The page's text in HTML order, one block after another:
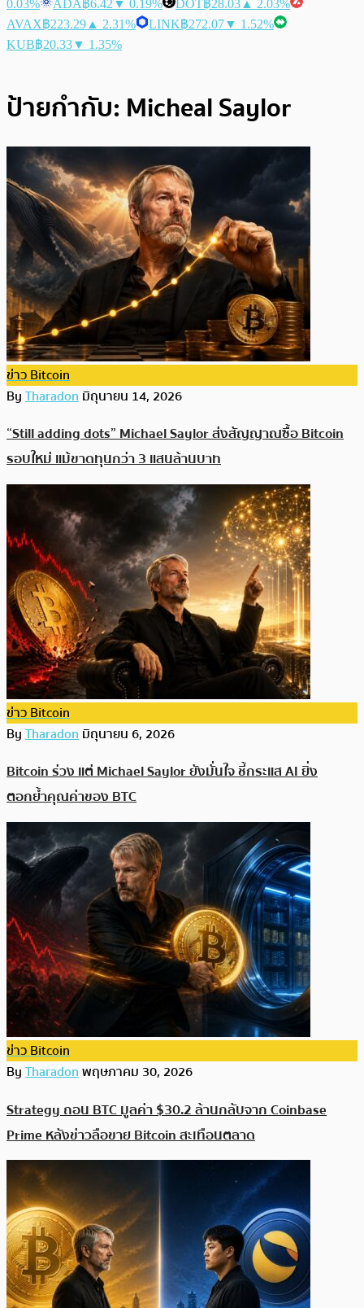
0.03%
ADA฿6.42 ▼ 0.19% DOT฿28.03 ▲ 2.03%
AVAX฿223.29 ▲ 2.31% LINK฿272.07▼ 1.52%
KUB฿20.33▼ 1.35%
ป้ายกำกับ: Micheal Saylor
ข่าว Bitcoin
ByTharadonมิถุนายน 14, 2026
“Still adding dots” Michael Saylor ส่งสัญญาณซื้อ Bitcoin
รอบใหม่ แม้ขาดทุนกว่า 3 แสนล้านบาท
ข่าว Bitcoin
ByTharadonมิถุนายน 6, 2026
Bitcoin ร่วง แต่ Michael Saylor ยังมั่นใจ ชี้กระแส AI ยิ่ง
ตอกย้ำคุณค่าของ BTC
ข่าว Bitcoin
ByTharadonพฤษภาคม 30, 2026
Strategy ถอน BTC มูลค่า $30.2 ล้านกลับจาก Coinbase
Prime หลังข่าวลือขาย Bitcoin สะเทือนตลาด